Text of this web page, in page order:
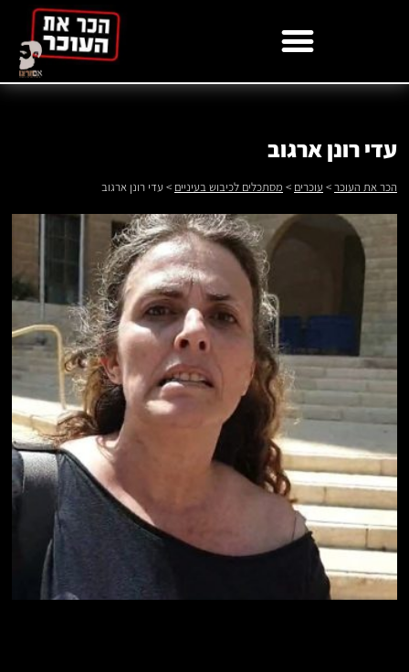
עדי רונן ארגוב
הכר את העוכר> עוכרים > מסתכלים לכיבוש בעיניים > עדי רונן ארגוב